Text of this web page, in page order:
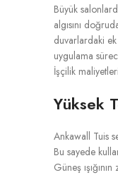
Büyük
algısını
duvarlardaki
uygulama
İşçilik
Yüksek
Ankawall Tuis
Bu sayede
Güneş